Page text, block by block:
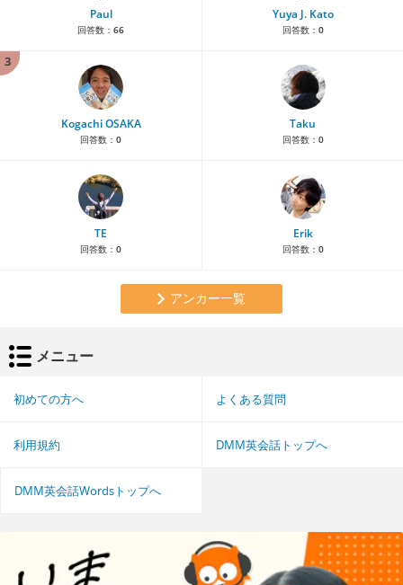
Paul
回答数： 66
Yuya J. Kato
回答数： 0
3
Kogachi OSAKA
回答数： 0
Taku
回答数： 0
TE
回答数： 0
Erik
回答数： 0
アンカー一覧
メニュー
初めての方へ よくある質問
利用規約 DMM英会話トップへ
DMM英会話Wordsトップへ